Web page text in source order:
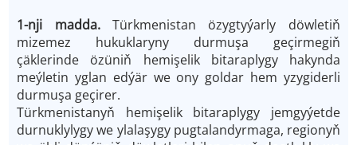
1-nji madda.Türkmenistan özygtyýarly döwletiň
mizemez hukuklaryny durmuşa geçirmegiň
çäklerinde özüniň hemişelik bitaraplygy hakynda
meýletin yglan edýär we ony goldar hem yzygiderli
durmuşa geçirer.
Türkmenistanyň hemişelik bitaraplygy jemgyýetde
durnuklylygy we ylalaşygy pugtalandyrmaga, regionyň